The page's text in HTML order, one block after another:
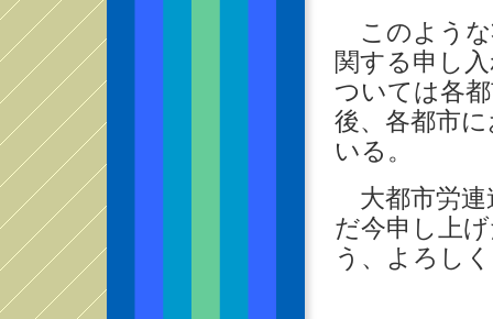
このような
関する申し
ついては各
後、各都市
いる。
大都市労連
だ今申し上
う、よろし